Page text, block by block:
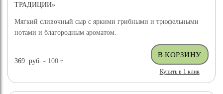
ТРАДИЦИИ»
Мягкий сливочный сыр с яркими грибными и трюфельными
нотами и благородным ароматом.
369 руб. - 100г
Купить в 1 клик